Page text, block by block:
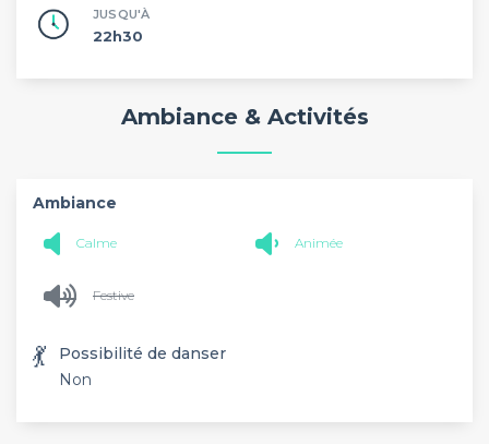
JUSQU'À
22h30
Ambiance & Activités
Ambiance
Calme Animée
Festive
💃
Possibilité de danser
Non